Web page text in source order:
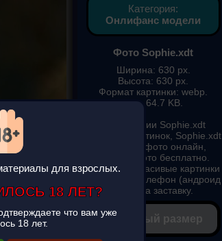
Категория:
Онлифанс модели
Фото Sophie.xdt
Ширина: 630 px.
Высота: 630 px.
Формат картинки: webp.
Вес: 64.7 KB.
Фотографии Sophie.xdt
подборка картинок, Sophie.xdt
смотреть фото онлайн,
скачать фото бесплатно.
Sophie.xdt красивые картинки
скачать на телефон (андроид
и ios) на заставку.
✔ Полный размер
для взрослых.
18 ЛЕТ?
что вам уже
18 лет.